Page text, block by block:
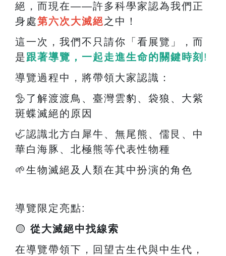
絕，而現在——許多科學家認為我們正
身處第六次大滅絕之中！
這一次，我們不只請你「看展覽」，而
是跟著導覽，一起走進生命的關鍵時刻 !
導覽過程中，將帶領大家認識：
🦤了解渡渡鳥、臺灣雲豹、袋狼、大紫
斑蝶滅絕的原因
🦏認識北方白犀牛、無尾熊、儒艮、中
華白海豚、北極熊等代表性物種
🌱生物滅絕及人類在其中扮演的角色
導覽限定亮點:
🟡 從大滅絕中找線索
在導覽帶領下，回望古生代與中生代，